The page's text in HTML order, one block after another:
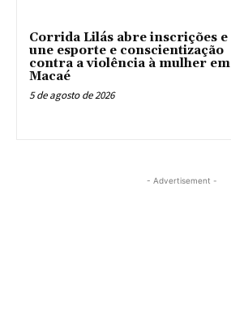
Corrida Lilás abre inscrições e
une esporte e conscientização
contra a violência à mulher em
Macaé
5 de agosto de 2026
- Advertisement -